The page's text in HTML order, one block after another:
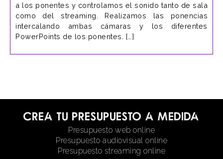
a los ponentes y controlamos el sonido tanto de sala
como del streaming. Realizamos las ponencias
intercalando ambas cámaras y los diferentes
PowerPoints de los ponentes. […]
Crea tu presupuesto a medida
Presupuesto web online
Presupuesto audiovisual online
Presupuesto streaming online